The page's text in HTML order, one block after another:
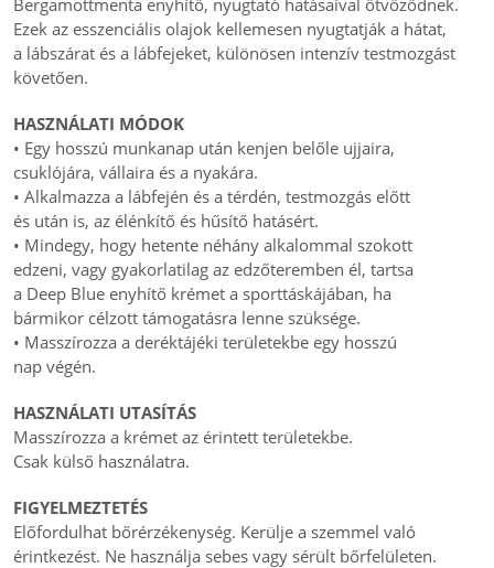
Bergamottmenta enyhítő, nyugtató hatásaival ötvöződnek.
Ezek az esszenciális olajok kellemesen nyugtatják a hátat,
a lábszárat és a lábfejeket, különösen intenzív testmozgást
követően.
HASZNÁLATI MÓDOK
• Egy hosszú munkanap után kenjen belőle ujjaira,
csuklójára, vállaira és a nyakára.
• Alkalmazza a lábfején és a térdén, testmozgás előtt
és után is, az élénkítő és hűsítő hatásért.
• Mindegy, hogy hetente néhány alkalommal szokott
edzeni, vagy gyakorlatilag az edzőteremben él, tartsa
a Deep Blue enyhítő krémet a sporttáskájában, ha
bármikor célzott támogatásra lenne szüksége.
• Masszírozza a deréktájéki területekbe egy hosszú
nap végén.
HASZNÁLATI UTASÍTÁS
Masszírozza a krémet az érintett területekbe.
Csak külső használatra.
FIGYELMEZTETÉS
Előfordulhat bőrérzékenység. Kerülje a szemmel való
érintkezést. Ne használja sebes vagy sérült bőrfelületen.